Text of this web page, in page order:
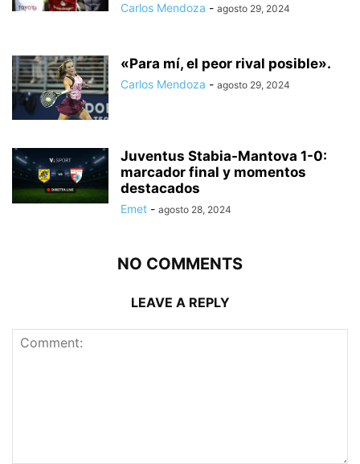
Carlos Mendoza - agosto 29, 2024
«Para mí, el peor rival posible».
Carlos Mendoza - agosto 29, 2024
Juventus Stabia-Mantova 1-0:
marcador final y momentos
destacados
Emet - agosto 28, 2024
NO COMMENTS
LEAVE A REPLY